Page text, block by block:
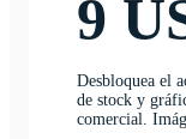
9
Desbloquea el
de stock y
comercial.